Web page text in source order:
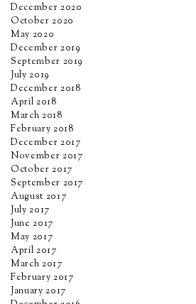
December 2020
October 2020
May 2020
December 2019
September 2019
July 2019
December 2018
April 2018
March 2018
February 2018
December 2017
November 2017
October 2017
September 2017
August 2017
July 2017
June 2017
May 2017
April 2017
March 2017
February 2017
January 2017